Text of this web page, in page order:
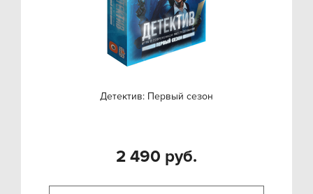
Детектив: Первый сезон
2 490 руб.